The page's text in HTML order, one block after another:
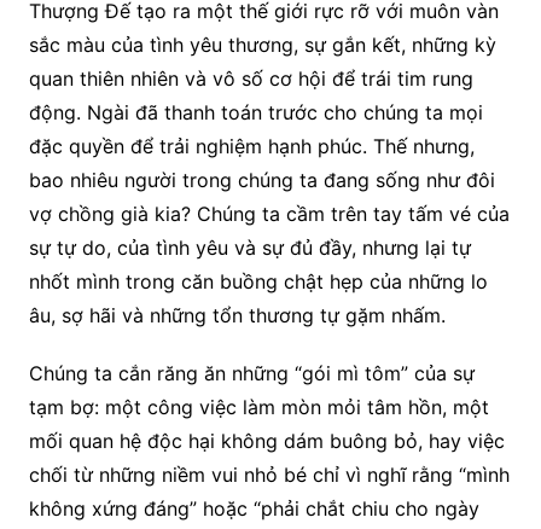
Thượng Đế tạo ra một thế giới rực rỡ với muôn vàn
sắc màu của tình yêu thương, sự gắn kết, những kỳ
quan thiên nhiên và vô số cơ hội để trái tim rung
động. Ngài đã thanh toán trước cho chúng ta mọi
đặc quyền để trải nghiệm hạnh phúc. Thế nhưng,
bao nhiêu người trong chúng ta đang sống như đôi
vợ chồng già kia? Chúng ta cầm trên tay tấm vé của
sự tự do, của tình yêu và sự đủ đầy, nhưng lại tự
nhốt mình trong căn buồng chật hẹp của những lo
âu, sợ hãi và những tổn thương tự gặm nhấm.
Chúng ta cắn răng ăn những “gói mì tôm” của sự
tạm bợ: một công việc làm mòn mỏi tâm hồn, một
mối quan hệ độc hại không dám buông bỏ, hay việc
chối từ những niềm vui nhỏ bé chỉ vì nghĩ rằng “mình
không xứng đáng” hoặc “phải chắt chiu cho ngày